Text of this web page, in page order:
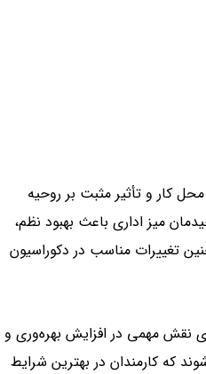
کار و تأثیر مثبت بر روحیه
میز اداری باعث بهبود نظم،
تغییرات مناسب در دکوراسیون
نقش مهمی در افزایش بهره‌وری و
که کارمندان در بهترین شرایط